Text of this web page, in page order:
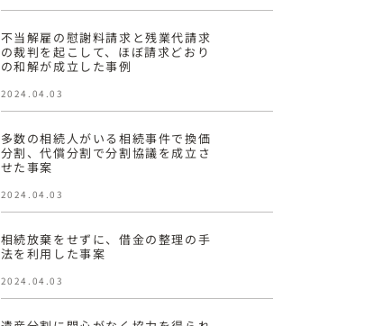
不当解雇の慰謝料請求と残業代請求
の裁判を起こして、ほぼ請求どおり
の和解が成立した事例
2024.04.03
多数の相続人がいる相続事件で換価
分割、代償分割で分割協議を成立さ
せた事案
2024.04.03
相続放棄をせずに、借金の整理の手
法を利用した事案
2024.04.03